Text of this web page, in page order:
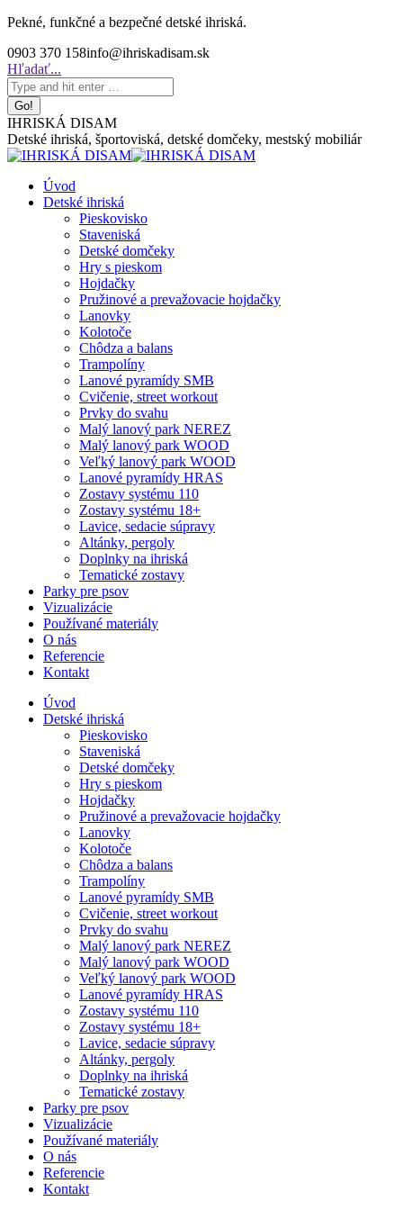
Skip
content
Pekné, funkčné a bezpečné detské ihriská.
0903 370 158info@ihriskadisam.sk
Search:
Hľadať...
IHRISKÁ DISAM
Detské ihriská, športoviská, detské domčeky, mestský mobiliár
Úvod
Detské ihriská
Pieskovisko
Staveniská
Detské domčeky
Hry s pieskom
Hojdačky
Pružinové a prevažovacie hojdačky
Lanovky
Kolotoče
Chôdza a balans
Trampolíny
Lanové pyramídy SMB
Cvičenie, street workout
Prvky do svahu
Malý lanový park NEREZ
Malý lanový park WOOD
Veľký lanový park WOOD
Lanové pyramídy HRAS
Zostavy systému 110
Zostavy systému 18+
Lavice, sedacie súpravy
Altánky, pergoly
Doplnky na ihriská
Tematické zostavy
Parky pre psov
Vizualizácie
Používané materiály
O nás
Referencie
Kontakt
Úvod
Detské ihriská
Pieskovisko
Staveniská
Detské domčeky
Hry s pieskom
Hojdačky
Pružinové a prevažovacie hojdačky
Lanovky
Kolotoče
Chôdza a balans
Trampolíny
Lanové pyramídy SMB
Cvičenie, street workout
Prvky do svahu
Malý lanový park NEREZ
Malý lanový park WOOD
Veľký lanový park WOOD
Lanové pyramídy HRAS
Zostavy systému 110
Zostavy systému 18+
Lavice, sedacie súpravy
Altánky, pergoly
Doplnky na ihriská
Tematické zostavy
Parky pre psov
Vizualizácie
Používané materiály
O nás
Referencie
Kontakt